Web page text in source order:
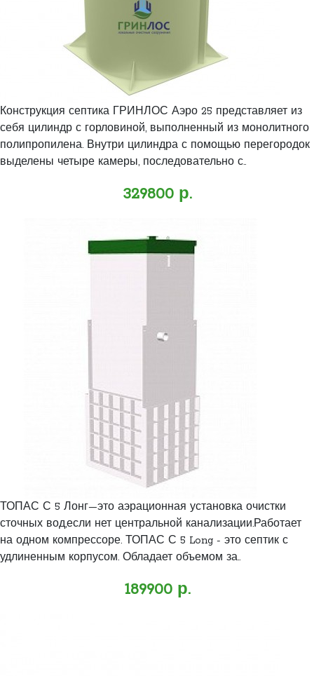
Конструкция септика ГРИНЛОС Аэро 25 представляет из
себя цилиндр с горловиной, выполненный из монолитного
полипропилена. Внутри цилиндра с помощью перегородок
выделены четыре камеры, последовательно с..
329800 р.
ТОПАС С 5 Лонг—это аэрационная установка очистки
сточных вод,если нет центральной канализации.Работает
на одном компрессоре. ТОПАС С 5 Long - это септик с
удлиненным корпусом. Обладает объемом за..
189900 р.